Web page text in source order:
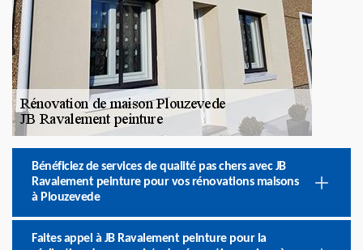
Bénéficiez de services de qualité pas chers avec JB
Ravalement peinture pour vos rénovations maisons
à Plouzevede
Faites appel à JB Ravalement peinture pour la